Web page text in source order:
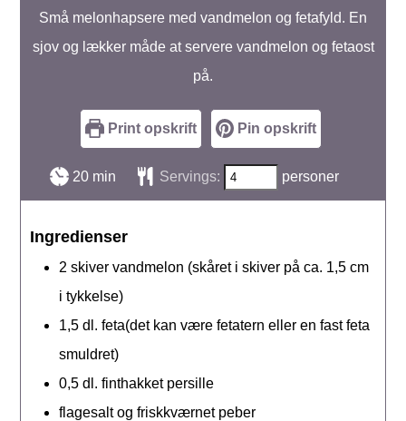
Små melonhapsere med vandmelon og fetafyld. En
sjov og lækker måde at servere vandmelon og fetaost
på.
Print opskrift Pin opskrift
20minutter
min Servings: personer
Ingredienser
2 skivervandmelon (skåret i skiver på ca. 1,5 cm
i tykkelse)
1,5 dl. feta(det kan være fetatern eller en fast feta
smuldret)
0,5 dl. finthakket persille
flagesalt og friskkværnet peber